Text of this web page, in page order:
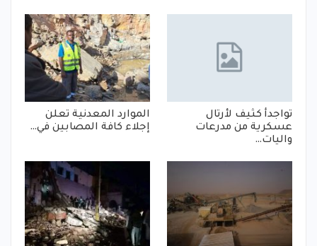
تواجدأ كثيف لأرتال
عسكرية من مدرعات
واليات…
الموارد المعدنية تعلن
إجلاء كافة المصابين في…